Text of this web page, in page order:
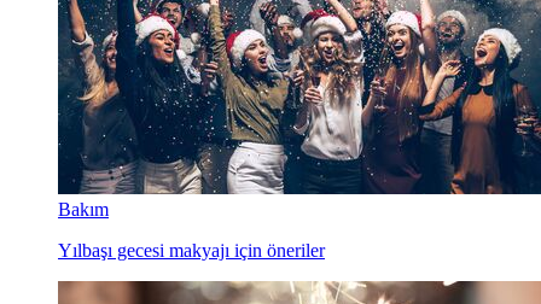
Bakım
Yılbaşı gecesi makyajı için öneriler